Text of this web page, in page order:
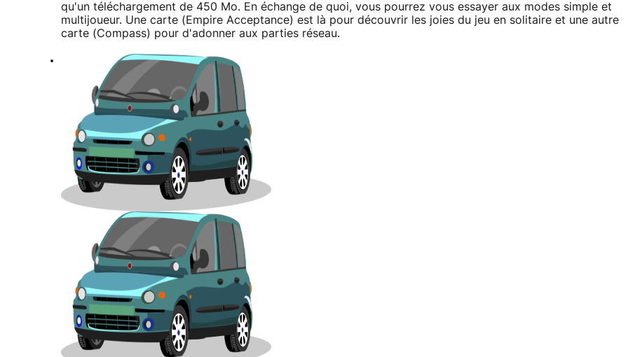
qu'un téléchargement de 450 Mo. En échange de quoi, vous pourrez vous essayer aux modes simple et
multijoueur. Une carte (Empire Acceptance) est là pour découvrir les joies du jeu en solitaire et une autre
carte (Compass) pour d'adonner aux parties réseau.